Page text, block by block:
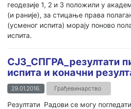
геодезије 1, 2 и 3 положили у
(и раније), за стицање права
(усменог испита) морају поново
испита.
СЈ3_СПГРА_резултати
испита и коначни
29.01.2016. Грађевинарство
Резултати Радови се могу